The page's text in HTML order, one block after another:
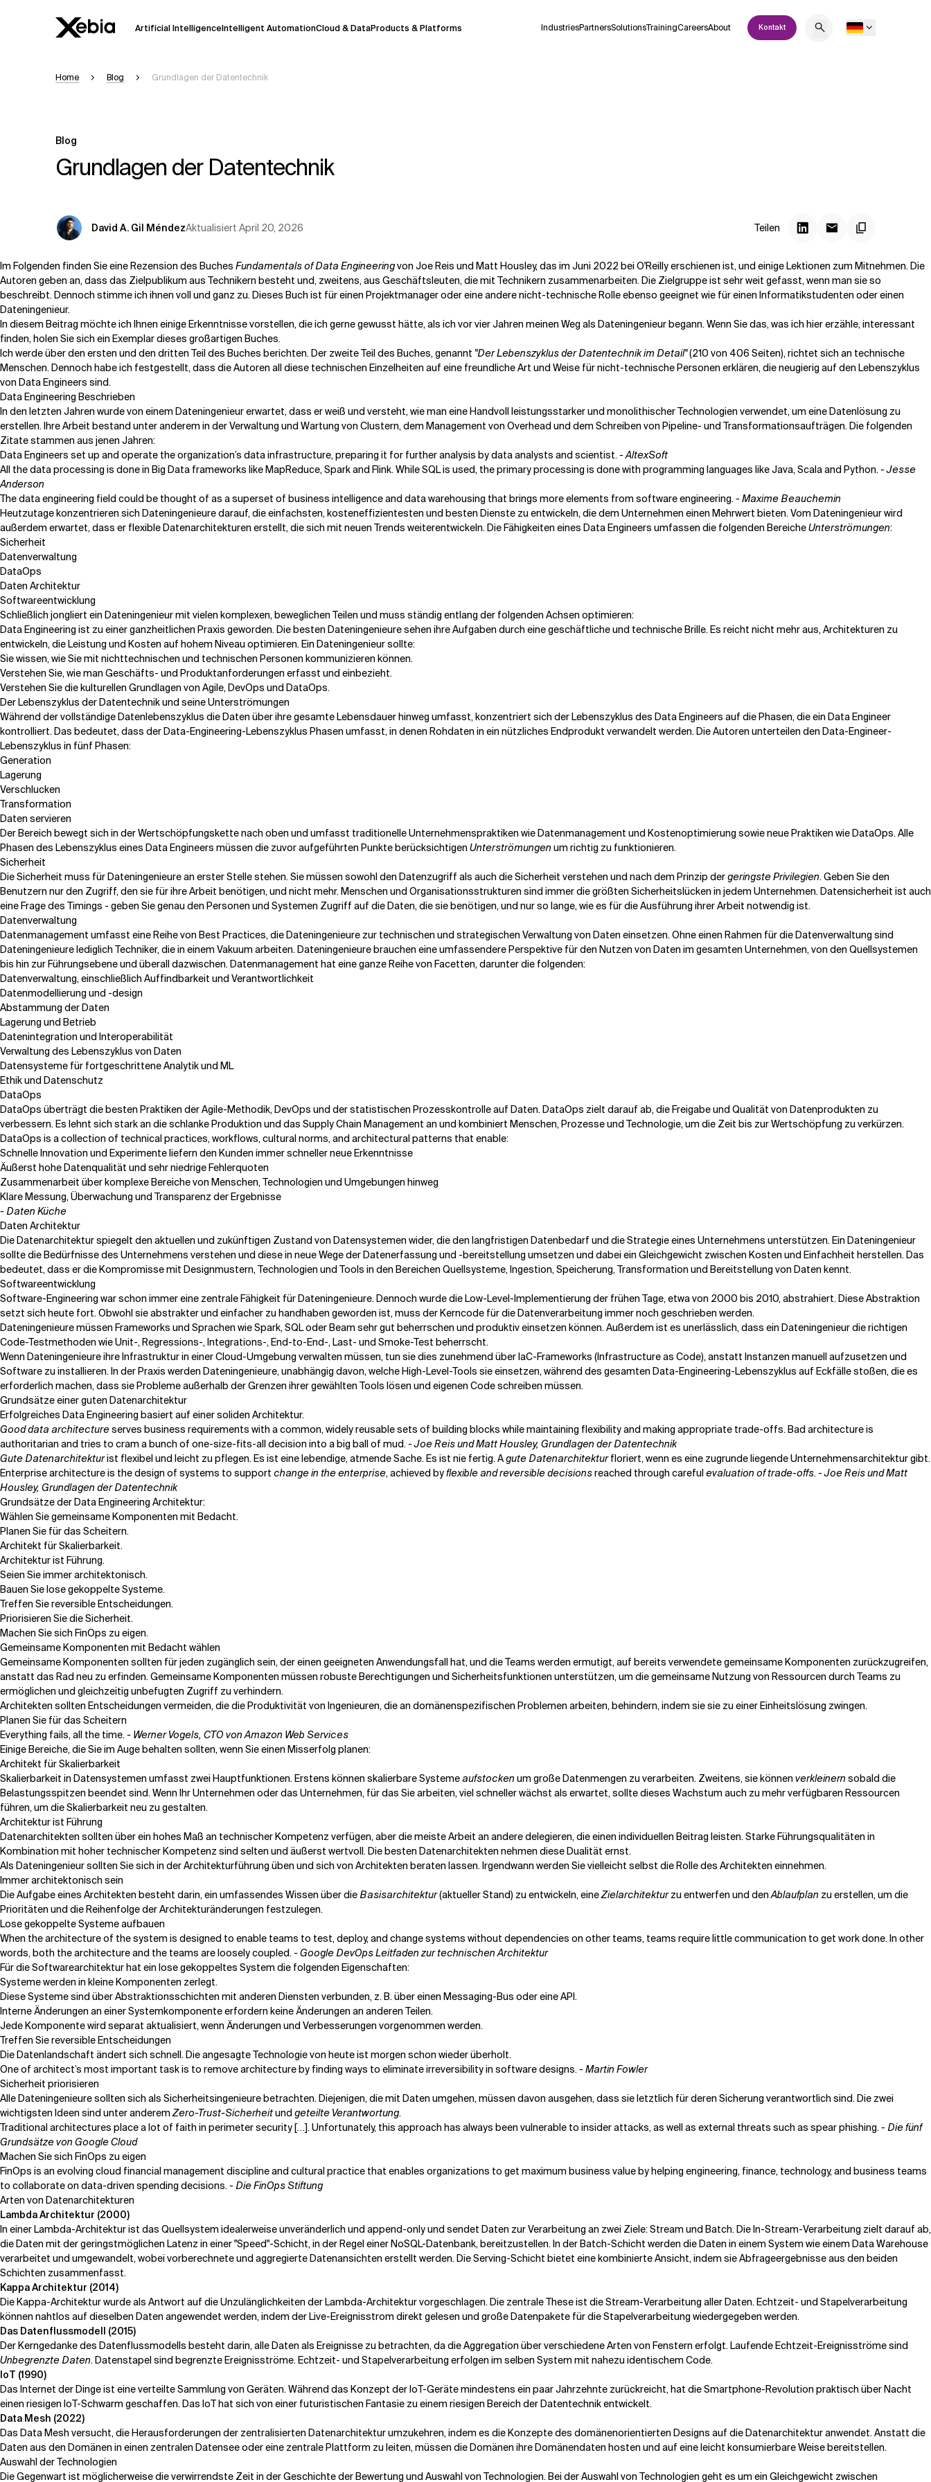
Artificial IntelligenceIntelligent AutomationCloud & DataProducts & Platforms IndustriesPartnersSolutionsTrainingCareersAbout Kontakt
Ai Übersicht
Bitte überprüfen Sie wichtige Informationen, bevor Sie Entscheidungen treffen oder
Verwandte Themen
Home Blog Grundlagen der Datentechnik
Blog
Grundlagen der Datentechnik
David A. Gil MéndezAktualisiert April 20, 2026 Teilen
Im Folgenden finden Sie eine Rezension des Buches Fundamentals of Data Engineeringvon Joe Reis und Matt Housley, das im Juni 2022 bei O'Reilly erschienen ist, und einige Lektionen zum Mitnehmen. Die
Autoren geben an, dass das Zielpublikum aus Technikern besteht und, zweitens, aus Geschäftsleuten, die mit Technikern zusammenarbeiten. Die Zielgruppe ist sehr weit gefasst, wenn man sie so
beschreibt. Dennoch stimme ich ihnen voll und ganz zu. Dieses Buch ist für einen Projektmanager oder eine andere nicht-technische Rolle ebenso geeignet wie für einen Informatikstudenten oder einen
Dateningenieur.
In diesem Beitrag möchte ich Ihnen einige Erkenntnisse vorstellen, die ich gerne gewusst hätte, als ich vor vier Jahren meinen Weg als Dateningenieur begann. Wenn Sie das, was ich hier erzähle, interessant
finden,holen Sie sich ein Exemplardieses großartigen Buches.
Ich werde über den ersten und den dritten Teil des Buches berichten. Der zweite Teil des Buches, genannt "Der Lebenszyklus der Datentechnik im Detail"(210 von 406 Seiten), richtet sich an technische
Menschen. Dennoch habe ich festgestellt, dass die Autoren all diese technischen Einzelheiten auf eine freundliche Art und Weise für nicht-technische Personen erklären, die neugierig auf den Lebenszyklus
von Data Engineers sind.
Data Engineering Beschrieben
In den letzten Jahren wurde von einem Dateningenieur erwartet, dass er weiß und versteht, wie man eine Handvoll leistungsstarker und monolithischer Technologien verwendet, um eine Datenlösung zu
erstellen. Ihre Arbeit bestand unter anderem in der Verwaltung und Wartung von Clustern, dem Management von Overhead und dem Schreiben von Pipeline- und Transformationsaufträgen. Die folgenden
Zitate stammen aus jenen Jahren:
Data Engineers set up and operate the organization’s data infrastructure, preparing it for further analysis by data analysts and scientist.- AltexSoft
All the data processing is done in Big Data frameworks like MapReduce, Spark and Flink. While SQL is used, the primary processing is done with programming languages like Java, Scala and Python.- Jesse
Anderson
The data engineering field could be thought of as a superset of business intelligence and data warehousing that brings more elements from software engineering.- Maxime Beauchemin
Heutzutage konzentrieren sich Dateningenieure darauf, die einfachsten, kosteneffizientesten und besten Dienste zu entwickeln, die dem Unternehmen einen Mehrwert bieten. Vom Dateningenieur wird
außerdem erwartet, dass er flexible Datenarchitekturen erstellt, die sich mit neuen Trends weiterentwickeln. Die Fähigkeiten eines Data Engineers umfassen die folgenden BereicheUnterströmungen:
Sicherheit
Datenverwaltung
DataOps
Daten Architektur
Softwareentwicklung
Schließlich jongliert ein Dateningenieur mit vielen komplexen, beweglichen Teilen und muss ständig entlang der folgenden Achsen optimieren:
Data Engineering ist zu einer ganzheitlichen Praxis geworden. Die besten Dateningenieure sehen ihre Aufgaben durch eine geschäftliche und technische Brille. Es reicht nicht mehr aus, Architekturen zu
entwickeln, die Leistung und Kosten auf hohem Niveau optimieren. Ein Dateningenieur sollte:
Sie wissen, wie Sie mit nichttechnischen und technischen Personen kommunizieren können.
Verstehen Sie, wie man Geschäfts- und Produktanforderungen erfasst und einbezieht.
Verstehen Sie die kulturellen Grundlagen von Agile, DevOps und DataOps.
Der Lebenszyklus der Datentechnik und seine Unterströmungen
Während der vollständige Datenlebenszyklus die Daten über ihre gesamte Lebensdauer hinweg umfasst, konzentriert sich der Lebenszyklus des Data Engineers auf die Phasen, die ein Data Engineer
kontrolliert. Das bedeutet, dass der Data-Engineering-Lebenszyklus Phasen umfasst, in denen Rohdaten in ein nützliches Endprodukt verwandelt werden. Die Autoren unterteilen den Data-Engineer-
Lebenszyklus in fünf Phasen:
Generation
Lagerung
Verschlucken
Transformation
Daten servieren
Der Bereich bewegt sich in der Wertschöpfungskette nach oben und umfasst traditionelle Unternehmenspraktiken wie Datenmanagement und Kostenoptimierung sowie neue Praktiken wie DataOps. Alle
Phasen des Lebenszyklus eines Data Engineers müssen die zuvor aufgeführten Punkte berücksichtigen Unterströmungen um richtig zu funktionieren.
Sicherheit
Die Sicherheit muss für Dateningenieure an erster Stelle stehen. Sie müssen sowohl den Datenzugriff als auch die Sicherheit verstehen und nach dem Prinzip dergeringste Privilegien. Geben Sie den
Benutzern nur den Zugriff, den sie für ihre Arbeit benötigen, und nicht mehr. Menschen und Organisationsstrukturen sind immer die größten Sicherheitslücken in jedem Unternehmen. Datensicherheit ist auch
eine Frage des Timings - geben Sie genau den Personen und Systemen Zugriff auf die Daten, die sie benötigen, und nur so lange, wie es für die Ausführung ihrer Arbeit notwendig ist.
Datenverwaltung
Datenmanagement umfasst eine Reihe von Best Practices, die Dateningenieure zur technischen und strategischen Verwaltung von Daten einsetzen. Ohne einen Rahmen für die Datenverwaltung sind
Dateningenieure lediglich Techniker, die in einem Vakuum arbeiten. Dateningenieure brauchen eine umfassendere Perspektive für den Nutzen von Daten im gesamten Unternehmen, von den Quellsystemen
bis hin zur Führungsebene und überall dazwischen. Datenmanagement hat eine ganze Reihe von Facetten, darunter die folgenden:
Datenverwaltung, einschließlich Auffindbarkeit und Verantwortlichkeit
Datenmodellierung und -design
Abstammung der Daten
Lagerung und Betrieb
Datenintegration und Interoperabilität
Verwaltung des Lebenszyklus von Daten
Datensysteme für fortgeschrittene Analytik und ML
Ethik und Datenschutz
DataOps
DataOps überträgt die besten Praktiken der Agile-Methodik, DevOps und der statistischen Prozesskontrolle auf Daten. DataOps zielt darauf ab, die Freigabe und Qualität von Datenprodukten zu
verbessern. Es lehnt sich stark an die schlanke Produktion und das Supply Chain Management an und kombiniert Menschen, Prozesse und Technologie, um die Zeit bis zur Wertschöpfung zu verkürzen.
DataOps is a collection of technical practices, workflows, cultural norms, and architectural patterns that enable:
Schnelle Innovation und Experimente liefern den Kunden immer schneller neue Erkenntnisse
Äußerst hohe Datenqualität und sehr niedrige Fehlerquoten
Zusammenarbeit über komplexe Bereiche von Menschen, Technologien und Umgebungen hinweg
Klare Messung, Überwachung und Transparenz der Ergebnisse
- Daten Küche
Daten Architektur
Die Datenarchitektur spiegelt den aktuellen und zukünftigen Zustand von Datensystemen wider, die den langfristigen Datenbedarf und die Strategie eines Unternehmens unterstützen. Ein Dateningenieur
sollte die Bedürfnisse des Unternehmens verstehen und diese in neue Wege der Datenerfassung und -bereitstellung umsetzen und dabei ein Gleichgewicht zwischen Kosten und Einfachheit herstellen. Das
bedeutet, dass er die Kompromisse mit Designmustern, Technologien und Tools in den Bereichen Quellsysteme, Ingestion, Speicherung, Transformation und Bereitstellung von Daten kennt.
Softwareentwicklung
Software-Engineering war schon immer eine zentrale Fähigkeit für Dateningenieure. Dennoch wurde die Low-Level-Implementierung der frühen Tage, etwa von 2000 bis 2010, abstrahiert. Diese Abstraktion
setzt sich heute fort. Obwohl sie abstrakter und einfacher zu handhaben geworden ist, muss der Kerncode für die Datenverarbeitung immer noch geschrieben werden.
Dateningenieure müssen Frameworks und Sprachen wie Spark, SQL oder Beam sehr gut beherrschen und produktiv einsetzen können. Außerdem ist es unerlässlich, dass ein Dateningenieur die richtigen
Code-Testmethoden wie Unit-, Regressions-, Integrations-, End-to-End-, Last- und Smoke-Test beherrscht.
Wenn Dateningenieure ihre Infrastruktur in einer Cloud-Umgebung verwalten müssen, tun sie dies zunehmend über IaC-Frameworks (Infrastructure as Code), anstatt Instanzen manuell aufzusetzen und
Software zu installieren. In der Praxis werden Dateningenieure, unabhängig davon, welche High-Level-Tools sie einsetzen, während des gesamten Data-Engineering-Lebenszyklus auf Eckfälle stoßen, die es
erforderlich machen, dass sie Probleme außerhalb der Grenzen ihrer gewählten Tools lösen und eigenen Code schreiben müssen.
Grundsätze einer guten Datenarchitektur
Erfolgreiches Data Engineering basiert auf einer soliden Architektur.
Good data architectureserves business requirements with a common, widely reusable sets of building blocks while maintaining flexibility and making appropriate trade-offs. Bad architecture is
authoritarian and tries to cram a bunch of one-size-fits-all decision into a big ball of mud.- Joe Reis und Matt Housley, Grundlagen der Datentechnik
Gute Datenarchitekturist flexibel und leicht zu pflegen. Es ist eine lebendige, atmende Sache. Es ist nie fertig. Agute Datenarchitektur floriert, wenn es eine zugrunde liegende Unternehmensarchitektur gibt.
Enterprise architecture is the design of systems to support change in the enterprise, achieved byflexible and reversible decisionsreached through carefulevaluation of trade-offs.- Joe Reis und Matt
Housley, Grundlagen der Datentechnik
Grundsätze der Data Engineering Architektur:
Wählen Sie gemeinsame Komponenten mit Bedacht.
Planen Sie für das Scheitern.
Architekt für Skalierbarkeit.
Architektur ist Führung.
Seien Sie immer architektonisch.
Bauen Sie lose gekoppelte Systeme.
Treffen Sie reversible Entscheidungen.
Priorisieren Sie die Sicherheit.
Machen Sie sich FinOps zu eigen.
Gemeinsame Komponenten mit Bedacht wählen
Gemeinsame Komponenten sollten für jeden zugänglich sein, der einen geeigneten Anwendungsfall hat, und die Teams werden ermutigt, auf bereits verwendete gemeinsame Komponenten zurückzugreifen,
anstatt das Rad neu zu erfinden. Gemeinsame Komponenten müssen robuste Berechtigungen und Sicherheitsfunktionen unterstützen, um die gemeinsame Nutzung von Ressourcen durch Teams zu
ermöglichen und gleichzeitig unbefugten Zugriff zu verhindern.
Architekten sollten Entscheidungen vermeiden, die die Produktivität von Ingenieuren, die an domänenspezifischen Problemen arbeiten, behindern, indem sie sie zu einer Einheitslösung zwingen.
Planen Sie für das Scheitern
Everything fails, all the time.- Werner Vogels, CTO von Amazon Web Services
Einige Bereiche, die Sie im Auge behalten sollten, wenn Sie einen Misserfolg planen:
Architekt für Skalierbarkeit
Skalierbarkeit in Datensystemen umfasst zwei Hauptfunktionen. Erstens können skalierbare Systemeaufstocken um große Datenmengen zu verarbeiten. Zweitens, sie können verkleinern sobald die
Belastungsspitzen beendet sind. Wenn Ihr Unternehmen oder das Unternehmen, für das Sie arbeiten, viel schneller wächst als erwartet, sollte dieses Wachstum auch zu mehr verfügbaren Ressourcen
führen, um die Skalierbarkeit neu zu gestalten.
Architektur ist Führung
Datenarchitekten sollten über ein hohes Maß an technischer Kompetenz verfügen, aber die meiste Arbeit an andere delegieren, die einen individuellen Beitrag leisten. Starke Führungsqualitäten in
Kombination mit hoher technischer Kompetenz sind selten und äußerst wertvoll. Die besten Datenarchitekten nehmen diese Dualität ernst.
Als Dateningenieur sollten Sie sich in der Architekturführung üben und sich von Architekten beraten lassen. Irgendwann werden Sie vielleicht selbst die Rolle des Architekten einnehmen.
Immer architektonisch sein
Die Aufgabe eines Architekten besteht darin, ein umfassendes Wissen über die Basisarchitektur(aktueller Stand) zu entwickeln, eineZielarchitekturzu entwerfen und den Ablaufplan zu erstellen, um die
Prioritäten und die Reihenfolge der Architekturänderungen festzulegen.
Lose gekoppelte Systeme aufbauen
When the architecture of the system is designed to enable teams to test, deploy, and change systems without dependencies on other teams, teams require little communication to get work done. In other
words, both the architecture and the teams are loosely coupled.- Google DevOps Leitfaden zur technischen Architektur
Für die Softwarearchitektur hat ein lose gekoppeltes System die folgenden Eigenschaften:
Systeme werden in kleine Komponenten zerlegt.
Diese Systeme sind über Abstraktionsschichten mit anderen Diensten verbunden, z. B. über einen Messaging-Bus oder eine API.
Interne Änderungen an einer Systemkomponente erfordern keine Änderungen an anderen Teilen.
Jede Komponente wird separat aktualisiert, wenn Änderungen und Verbesserungen vorgenommen werden.
Treffen Sie reversible Entscheidungen
Die Datenlandschaft ändert sich schnell. Die angesagte Technologie von heute ist morgen schon wieder überholt.
One of architect’s most important task is to remove architecture by finding ways to eliminate irreversibility in software designs.- Martin Fowler
Sicherheit priorisieren
Alle Dateningenieure sollten sich als Sicherheitsingenieure betrachten. Diejenigen, die mit Daten umgehen, müssen davon ausgehen, dass sie letztlich für deren Sicherung verantwortlich sind. Die zwei
wichtigsten Ideen sind unter anderemZero-Trust-Sicherheitund geteilte Verantwortung.
Traditional architectures place a lot of faith in perimeter security […]. Unfortunately, this approach has always been vulnerable to insider attacks, as well as external threats such as spear phishing.- Die fünf
Grundsätze von Google Cloud
Machen Sie sich FinOps zu eigen
FinOps is an evolving cloud financial management discipline and cultural practice that enables organizations to get maximum business value by helping engineering, finance, technology, and business teams
to collaborate on data-driven spending decisions.- Die FinOps Stiftung
Arten von Datenarchitekturen
Lambda Architektur (2000)
In einer Lambda-Architektur ist das Quellsystem idealerweise unveränderlich und append-only und sendet Daten zur Verarbeitung an zwei Ziele: Stream und Batch. Die In-Stream-Verarbeitung zielt darauf ab,
die Daten mit der geringstmöglichen Latenz in einer "Speed"-Schicht, in der Regel einer NoSQL-Datenbank, bereitzustellen. In der Batch-Schicht werden die Daten in einem System wie einem Data Warehouse
verarbeitet und umgewandelt, wobei vorberechnete und aggregierte Datenansichten erstellt werden. Die Serving-Schicht bietet eine kombinierte Ansicht, indem sie Abfrageergebnisse aus den beiden
Schichten zusammenfasst.
Kappa Architektur (2014)
Die Kappa-Architektur wurde als Antwort auf die Unzulänglichkeiten der Lambda-Architektur vorgeschlagen. Die zentrale These ist die Stream-Verarbeitung aller Daten. Echtzeit- und Stapelverarbeitung
können nahtlos auf dieselben Daten angewendet werden, indem der Live-Ereignisstrom direkt gelesen und große Datenpakete für die Stapelverarbeitung wiedergegeben werden.
Das Datenflussmodell (2015)
Der Kerngedanke des Datenflussmodells besteht darin, alle Daten als Ereignisse zu betrachten, da die Aggregation über verschiedene Arten von Fenstern erfolgt. Laufende Echtzeit-Ereignisströme sind
Unbegrenzte Daten. Datenstapel sind begrenzte Ereignisströme. Echtzeit- und Stapelverarbeitung erfolgen im selben System mit nahezu identischem Code.
IoT (1990)
Das Internet der Dinge ist eine verteilte Sammlung von Geräten. Während das Konzept der IoT-Geräte mindestens ein paar Jahrzehnte zurückreicht, hat die Smartphone-Revolution praktisch über Nacht
einen riesigen IoT-Schwarm geschaffen. Das IoT hat sich von einer futuristischen Fantasie zu einem riesigen Bereich der Datentechnik entwickelt.
Data Mesh (2022)
Das Data Mesh versucht, die Herausforderungen der zentralisierten Datenarchitektur umzukehren, indem es die Konzepte des domänenorientierten Designs auf die Datenarchitektur anwendet. Anstatt die
Daten aus den Domänen in einen zentralen Datensee oder eine zentrale Plattform zu leiten, müssen die Domänen ihre Domänendaten hosten und auf eine leicht konsumierbare Weise bereitstellen.
Auswahl der Technologien
Die Gegenwart ist möglicherweise die verwirrendste Zeit in der Geschichte der Bewertung und Auswahl von Technologien. Bei der Auswahl von Technologien geht es um ein Gleichgewicht zwischen